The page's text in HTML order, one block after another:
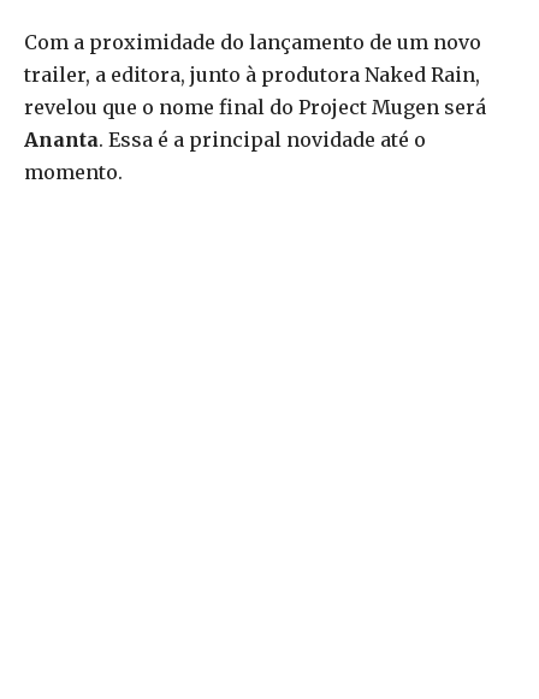
Com a proximidade do lançamento de um novo
trailer, a editora, junto à produtora Naked Rain,
revelou que o nome final do Project Mugen será
Ananta. Essa é a principal novidade até o
momento.